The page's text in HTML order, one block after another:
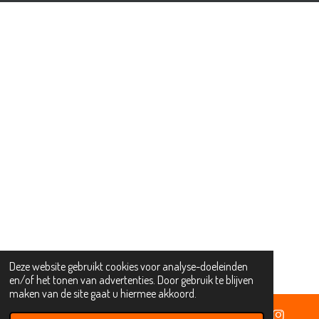
Deze website gebruikt cookies voor analyse-doeleinden
en/of het tonen van advertenties. Door gebruik te blijven
maken van de site gaat u hiermee akkoord.